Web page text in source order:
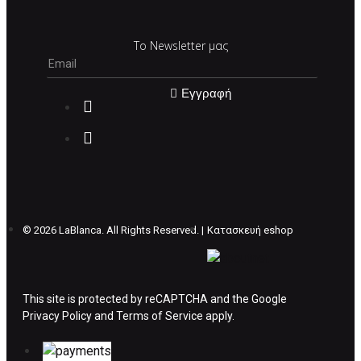
αποστέλλονται με την ACS Courier.
Εκτός Ελλάδος δεν αποστέλουμε .
Χρόνος Διεκπεραίωσης Παραγγελιών:
Έχετε το δικαίωμα να επιστρέψετε το προιόν
που παραλάβετε εντός δεκατεσσάρων (14)
ημερολογιακών ημερών και να ζητήσετε την
Το Newsletter μας
Εγγραφή
© 2026 LaBlanca. All Rights Reserved. | Κατασκευή eshop
This site is protected by reCAPTCHA and the Google
Privacy Policyand Terms of Service apply.